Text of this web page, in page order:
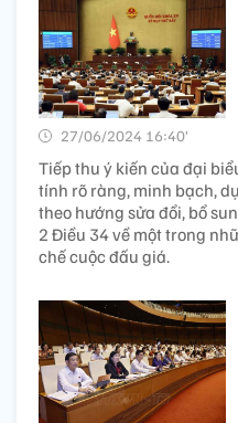
27/06/2024 16:40’
Tiếp thu ý kiến của đại
tính rõ ràng, minh bạch,
theo hướng sửa đổi, bổ
2 Điều 34 về một trong
chế cuộc đấu giá.